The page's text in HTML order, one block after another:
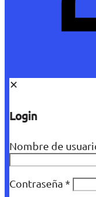
✕
Login
Nombre de
Contraseña *